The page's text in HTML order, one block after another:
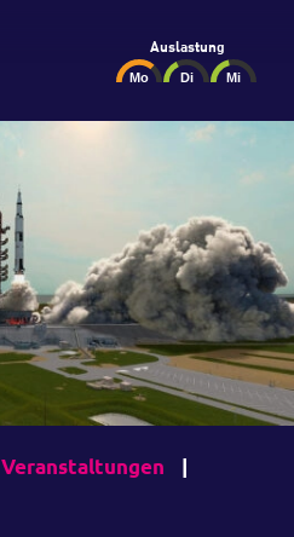
Auslastung
Veranstaltungen
|